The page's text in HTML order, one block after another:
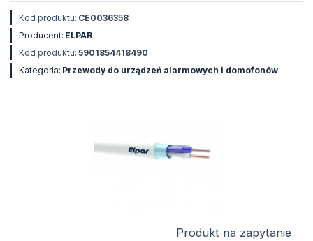
Kod produktu: CE0036358
Producent: ELPAR
Kod produktu: 5901854418490
Kategoria: Przewody do urządzeń alarmowych i domofonów
Produkt na zapytanie